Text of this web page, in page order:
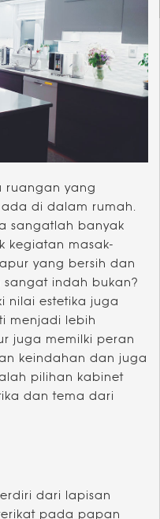
ruangan yang
di dalam rumah.
sangatlah banyak
kegiatan masak-
yang bersih dan
sangat indah bukan?
nilai estetika juga
menjadi lebih
juga memilki peran
keindahan dan juga
pilihan kabinet
dan tema dari
dari lapisan
pada papan